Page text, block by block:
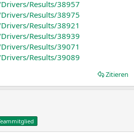
Results/38957
Results/38975
Results/38921
Results/38939
Results/39071
Results/39089
Zitieren